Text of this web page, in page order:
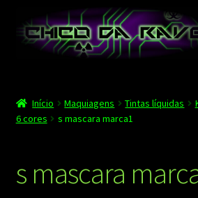
para
navegação
para
Depoimentos
Carrinho
Início Maquiagens Tintas líquidas
6 cores
s mascara marca1
s mascara